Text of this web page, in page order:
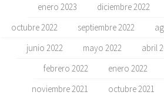
enero 2023
diciembre 2022
octubre 2022
septiembre 2022
junio 2022
mayo 2022 abril
febrero 2022
enero 2022
noviembre 2021
octubre 2021